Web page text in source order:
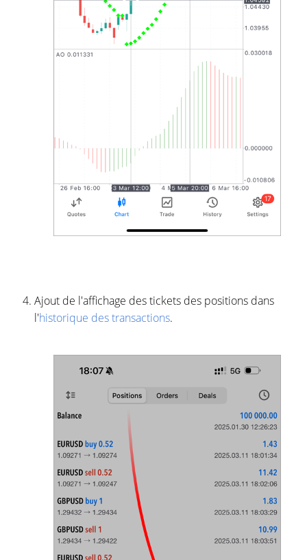
Ajout de l'affichage des tickets des positions dans
l'historique des transactions.